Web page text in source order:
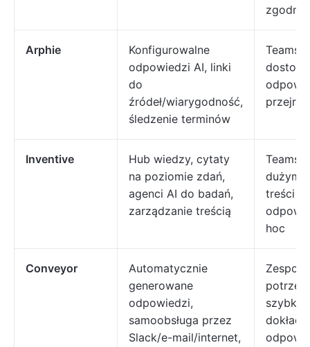
Arphie
Konfigurowalne
odpowiedzi AI, linki
do
źródeł/wiarygodność,
śledzenie terminów
Teams
Inventive
Hub wiedzy, cytaty
na poziomie zdań,
agenci AI do badań,
zarządzanie treścią
Teams
dużymi
treści i
hoc
Conveyor
Automatycznie
generowane
odpowiedzi,
samoobsługa przez
Slack/e-mail/internet,
Zespoły